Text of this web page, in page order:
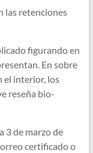
las retenciones
figurando en
En sobre
el interior, los
reseña bio-
3 de marzo de
certificado o